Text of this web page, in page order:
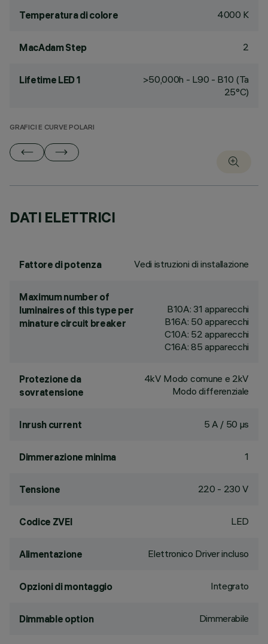
Temperatura di colore 4000 K
MacAdam Step 2
Lifetime LED 1
>50,000h - L90 - B10 (Ta
25°C)
GRAFICI E CURVE POLARI
DATI ELETTRICI
Fattore di potenza Vedi istruzioni di installazione
Maximum number of
luminaires of this type per
minature circuit breaker
B10A: 31 apparecchi
B16A: 50 apparecchi
C10A: 52 apparecchi
C16A: 85 apparecchi
Protezione da
sovratensione
4kV Modo comune e 2kV
Modo differenziale
Inrush current 5 A / 50 µs
Dimmerazione minima 1
Tensione 220 - 230 V
Codice ZVEI LED
Alimentazione Elettronico Driver incluso
Opzioni di montaggio Integrato
Dimmable option Dimmerabile